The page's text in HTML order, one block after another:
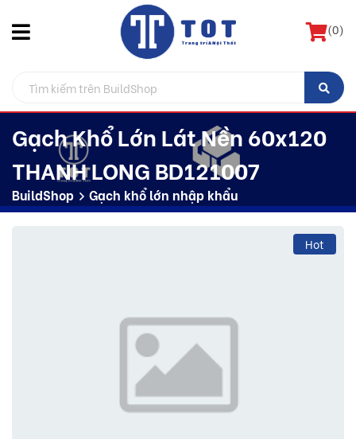
(0)
Gạch Khổ Lớn Lát Nền 60x120
THANH LONG BD121007
BuildShop Gạch khổ lớn nhập khẩu
Hot